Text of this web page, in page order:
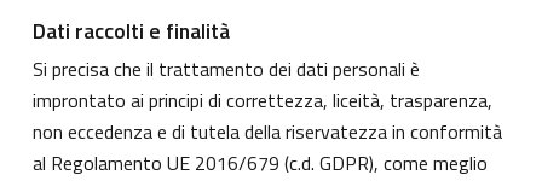
Dati raccolti e finalità
Si precisa che il trattamento dei dati personali è
improntato ai principi di correttezza, liceità, trasparenza,
non eccedenza e di tutela della riservatezza in conformità
al Regolamento UE 2016/679 (c.d. GDPR), come meglio